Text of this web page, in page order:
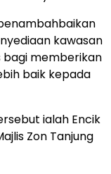
kawasan
memberikan
baik kepada
ialah Encik
Zon Tanjung